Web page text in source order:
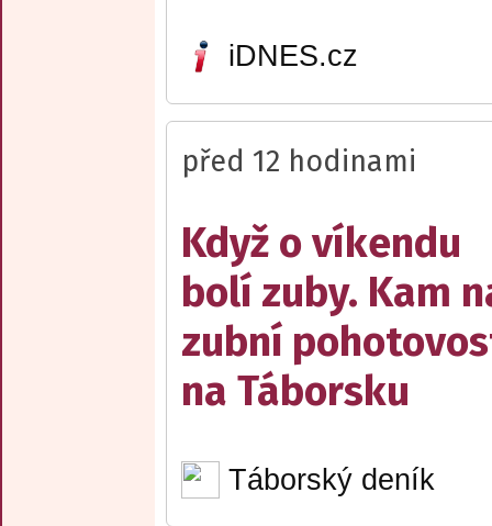
iDNES.cz
před 12 hodinami
Když o víkendu
bolí zuby. Kam
zubní
na Táborsku
Táborský deník